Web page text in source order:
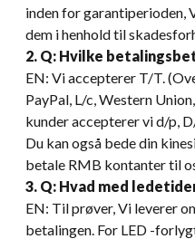
inden for garantiperioden,
dem i henhold til
2. Q: Hvilke
EN: Vi accepterer T/T.
PayPal, L/c, Western
kunder accepterer vi d/p,
Du kan også bede din
betale RMB kontanter til
3. Q: Hvad med
EN: Til prøver, Vi leverer
betalingen. For LED -